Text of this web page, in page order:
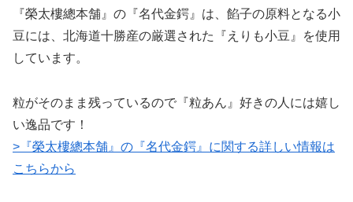
『榮太樓總本舗』の『名代金鍔』は、餡子の原料となる小
豆には、北海道十勝産の厳選された『えりも小豆』を使用
しています。
粒がそのまま残っているので『粒あん』好きの人には嬉し
い逸品です！
>『榮太樓總本舗』の『名代金鍔』に関する詳しい情報は
こちらから